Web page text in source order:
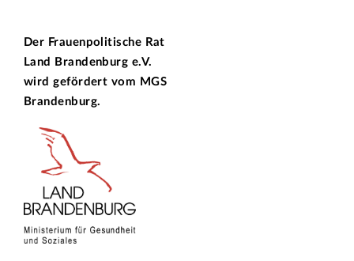
Der Frauenpolitische Rat
Land Brandenburg e.V.
wird gefördert vom MGS
Brandenburg.